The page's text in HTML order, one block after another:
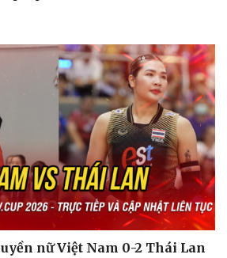
nữ Việt Nam 0-2 Thái Lan